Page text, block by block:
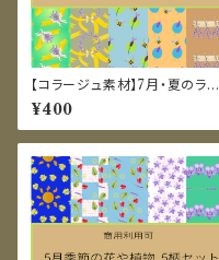
【コラージュ素材】7月・夏のラベ
ンダーイメージのデジタルペー
パー10枚セット（PDF/PNG）
¥400